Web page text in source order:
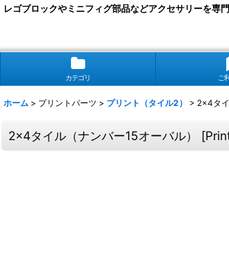
レゴブロックやミニフィグ部品などアクセサリーを専門
カテゴリ ご
ホーム > プリントパーツ > プリント（タイル2） > 2x4タ
2x4タイル（ナンバー15オーバル） [